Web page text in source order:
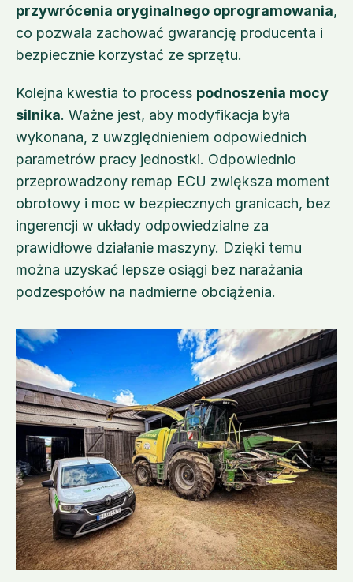
przywrócenia oryginalnego oprogramowania,
co pozwala zachować gwarancję producenta i
bezpiecznie korzystać ze sprzętu.
Kolejna kwestia to process podnoszenia mocy
silnika. Ważne jest, aby modyfikacja była
wykonana, z uwzględnieniem odpowiednich
parametrów pracy jednostki. Odpowiednio
przeprowadzony remap ECU zwiększa moment
obrotowy i moc w bezpiecznych granicach, bez
ingerencji w układy odpowiedzialne za
prawidłowe działanie maszyny. Dzięki temu
można uzyskać lepsze osiągi bez narażania
podzespołów na nadmierne obciążenia.